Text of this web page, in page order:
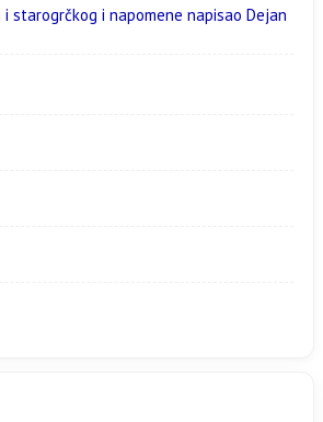
starogrčkog i napomene napisao Dejan